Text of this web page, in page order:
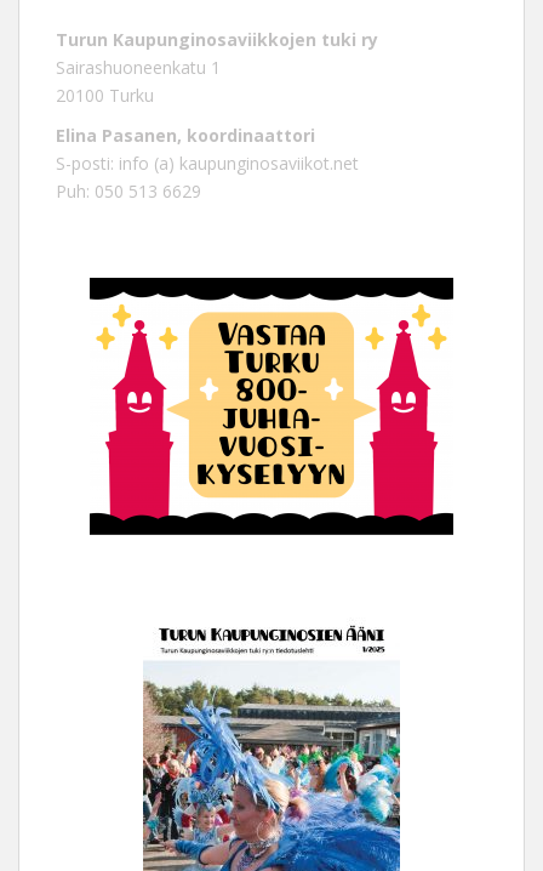
Turun Kaupunginosaviikkojen tuki ry
Sairashuoneenkatu 1
20100 Turku
Elina Pasanen, koordinaattori
S-posti: info (a) kaupunginosaviikot.net
Puh: 050 513 6629